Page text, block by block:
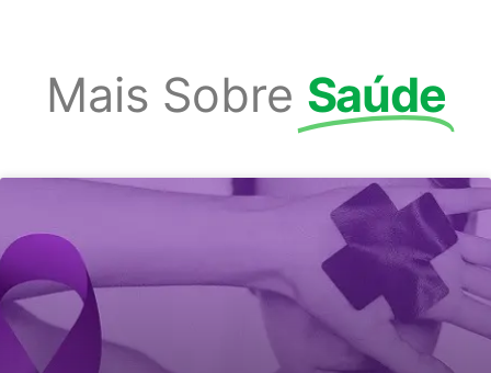
Mais Sobre Saúde